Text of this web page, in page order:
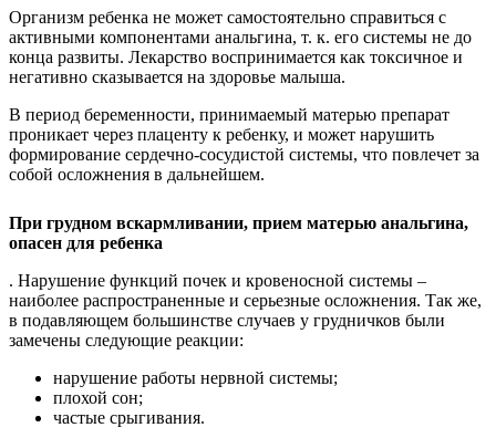
Организм ребенка не может самостоятельно справиться с
активными компонентами анальгина, т. к. его системы не до
конца развиты. Лекарство воспринимается как токсичное и
негативно сказывается на здоровье малыша.
В период беременности, принимаемый матерью препарат
проникает через плаценту к ребенку, и может нарушить
формирование сердечно-сосудистой системы, что повлечет за
собой осложнения в дальнейшем.
При грудном вскармливании, прием матерью анальгина,
опасен для ребенка
. Нарушение функций почек и кровеносной системы –
наиболее распространенные и серьезные осложнения. Так же,
в подавляющем большинстве случаев у грудничков были
замечены следующие реакции:
нарушение работы нервной системы;
плохой сон;
частые срыгивания.